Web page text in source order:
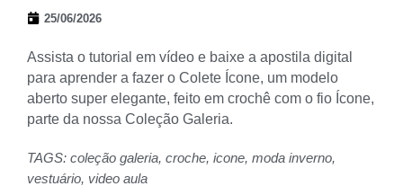
25/06/2026
Assista o tutorial em vídeo e baixe a apostila digital
para aprender a fazer o Colete Ícone, um modelo
aberto super elegante, feito em crochê com o fio Ícone,
parte da nossa Coleção Galeria.
TAGS: coleção galeria, croche, icone, moda inverno,
vestuário, video aula